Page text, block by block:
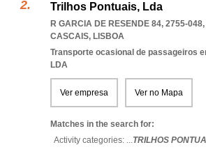
Trilhos Pontuais, Lda
R GARCIA DE RESENDE 84, 2755-048,
CASCAIS, LISBOA
Transporte ocasional de passageiros
LDA
Ver empresa Ver no Mapa
Matches in the search for:
Activity categories: ...TRILHOS